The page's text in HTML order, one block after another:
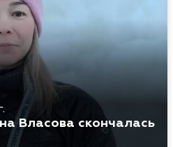
Власова скончалась